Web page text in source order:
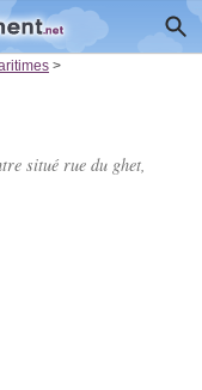
>
situé rue du ghet,